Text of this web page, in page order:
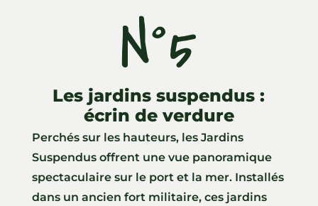
N°5
Les jardins suspendus :
écrin de verdure
Perchés sur les hauteurs, les Jardins
Suspendus offrent une vue panoramique
spectaculaire sur le port et la mer. Installés
dans un ancien fort militaire, ces jardins